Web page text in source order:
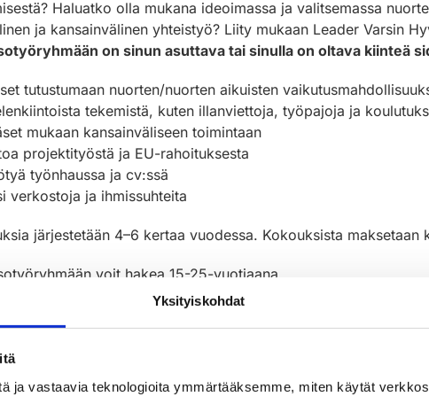
Yksityiskohdat
ja vastaavia teknologioita ymmärtääksemme, miten käytät
Haluatko olla mukana ideoimassa ja valitsemassa
ja kansainvälinen yhteistyö? Liity mukaan Leader Varsin
on sinun asuttava tai sinulla on oltava kiinteä
tutustumaan nuorten/nuorten aikuisten
tekemistä, kuten illanviettoja, työpajoja ja
mukaan kansainväliseen toimintaan
projektityöstä ja EU-rahoituksesta
työnhaussa ja cv:ssä
verkostoja ja ihmissuhteita
järjestetään 4–6 kertaa vuodessa. Kokouksista
voit hakea 15-25-vuotiaana.